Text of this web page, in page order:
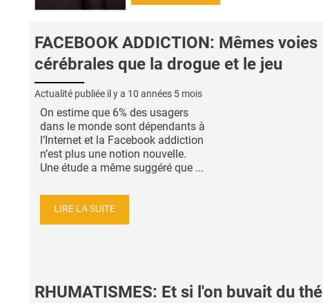
FACEBOOK ADDICTION: Mêmes voies
cérébrales que la drogue et le jeu
Actualité publiée il y a 10 années 5 mois
On estime que 6% des usagers
dans le monde sont dépendants à
l’Internet et la Facebook addiction
n’est plus une notion nouvelle.
Une étude a même suggéré que ...
LIRE LA SUITE
RHUMATISMES: Et si l'on buvait du thé